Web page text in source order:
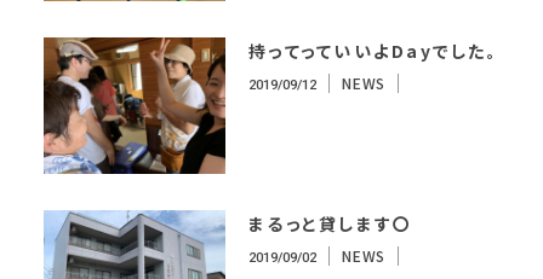
持ってっていいよDayでした。
2019/09/12 NEWS
まるっと貸します〇
2019/09/02 NEWS